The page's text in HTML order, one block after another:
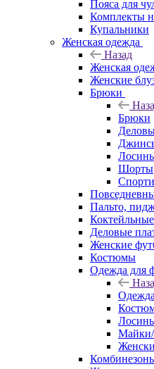
Пояса для
Комплекты
Купальники
Женская одежда
Назад
Женская
Женские
Брюки
Брюки
Шорты
Пальто,
Деловые
Женские
Костюмы
Одежда для
Майки/